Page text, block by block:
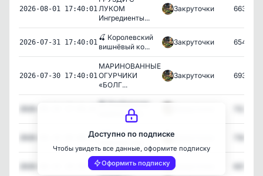
2026-08-01 17:40:01 ЛУКОМ
Ингредиенты...
Закруточки 663
2026-07-31 17:40:01
🍒 Королевский
вишнёвый ко...
Закруточки 654
2026-07-30 17:40:01
МАРИНОВАННЫЕ
ОГУРЧИКИ
«БОЛГ...
Закруточки 693
🍓 Клубничное
варенье, без ...
2026-06-19 09:00:05
👩🏻‍🍳 Желе из
Закруточки
2026-06-15 19:30:02
Огурчики чили на
зиму🌶 И...
Закруточки 625
Доступно по подписке
Чтобы увидеть все данные, оформите подписку
Оформить подписку